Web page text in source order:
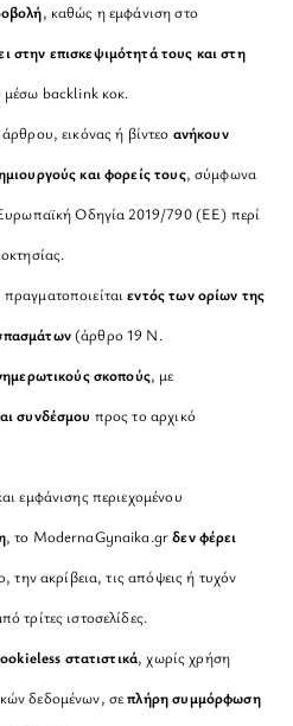
, καθώς η εμφάνιση στο
στην επισκεψιμότητά τους και στη
backlink κοκ.
εικόνας ή βίντεο ανήκουν
και φορείς τους, σύμφωνα
Οδηγία 2019/790 (ΕΕ) περί
εντός των ορίων της
(άρθρο 19 Ν.
σκοπούς, με
συνδέσμου προς το αρχικό
εμφάνισης περιεχομένου
, το ModernaGynaika.grδεν φέρει
την ακρίβεια, τις απόψεις ή τυχόν
τρίτες ιστοσελίδες.
στατιστικά, χωρίς χρήση
δεδομένων, σεπλήρη συμμόρφωση